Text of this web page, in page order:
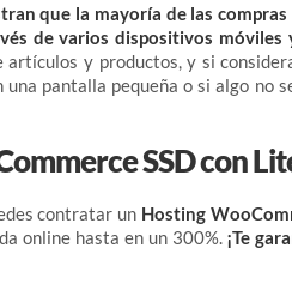
que la mayoría de las
de varios dispositivos móviles
artículos y productos, y si
una pantalla pequeña o si algo no
SSD con
contratar un Hosting
online hasta en un 300%. ¡Te